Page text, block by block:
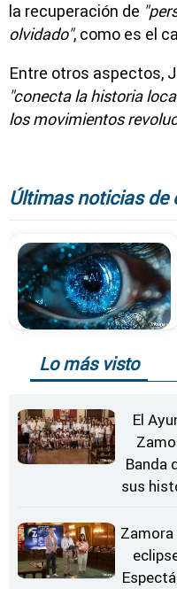
la recuperación de
olvidado", como es el
Entre otros aspectos,
"conecta la historia
los movimientos
Últimas noticias de
Lo más visto
El
Banda
sus
Zamora